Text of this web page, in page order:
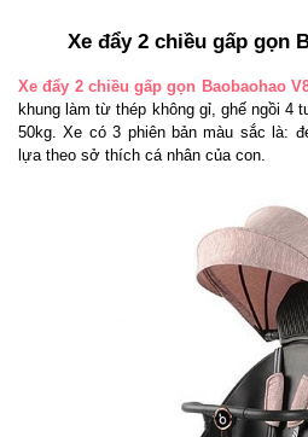
Xe đẩy 2 chiều gấp gọn
Xe đẩy 2 chiều gấp gọn Baobaohao
khung làm từ thép không gỉ, ghế ngồi
50kg. Xe có 3 phiên bản màu sắc là:
lựa theo sở thích cá nhân của con.